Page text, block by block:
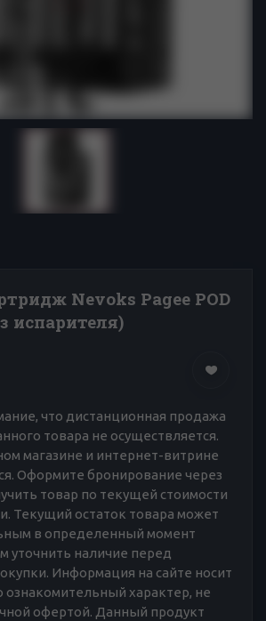
Nevoks Pagee POD
испарителя)
что дистанционная продажа
товара не осуществляется.
магазине и интернет-витрине
Оформите бронирование через
товар по текущей стоимости
Текущий остаток товара может
в определенный момент
уточнить наличие перед
Информация на сайте носит
ознакомительный характер, не
офертой. Данный продукт